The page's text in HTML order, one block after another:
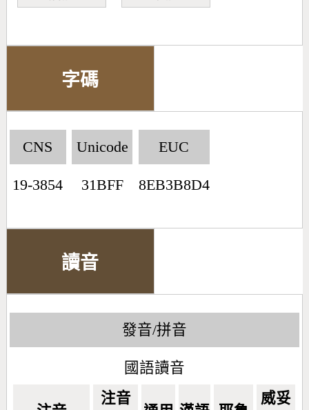
字碼
CNS
19-3854
Unicode
31BFF
EUC
8EB3B8D4
讀音
發音/拼音
國語讀音
注音 威妥